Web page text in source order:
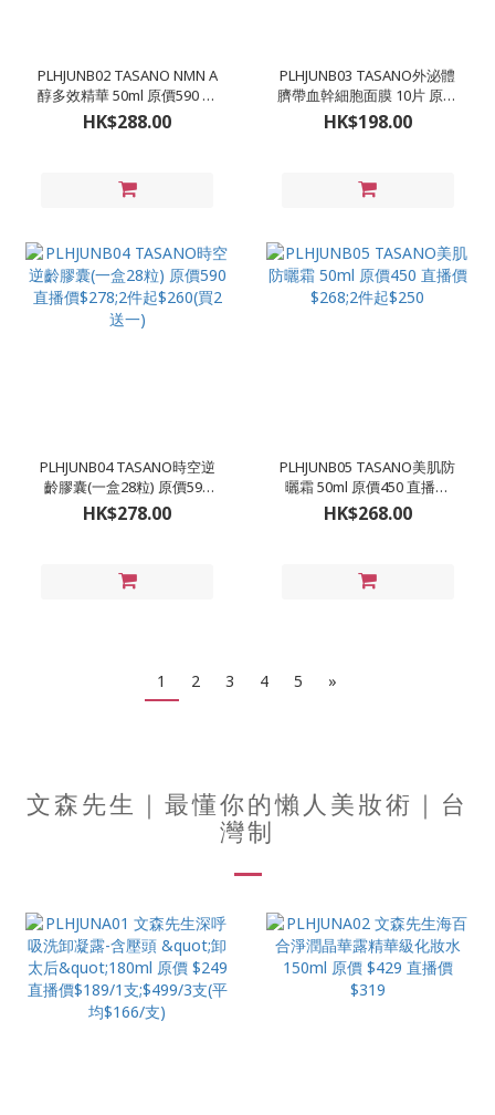
PLHJUNB02 TASANO NMN A
醇多效精華 50ml 原價590 直
播價$288(買1支送5ml*2);2
件起$270(買2支送5ml*4)
HK$288.00
PLHJUNB03 TASANO外泌體
臍帶血幹細胞面膜 10片 原價
680 直播價$198;2件起$188
HK$198.00
PLHJUNB04 TASANO時空逆
齡膠囊(一盒28粒) 原價590
直播價$278;2件起$260(買2
送一)
HK$278.00
PLHJUNB05 TASANO美肌防
曬霜 50ml 原價450 直播價
$268;2件起$250
HK$268.00
1 2 3 4 5 »
文森先生｜最懂你的懶人美妝術｜台
灣制